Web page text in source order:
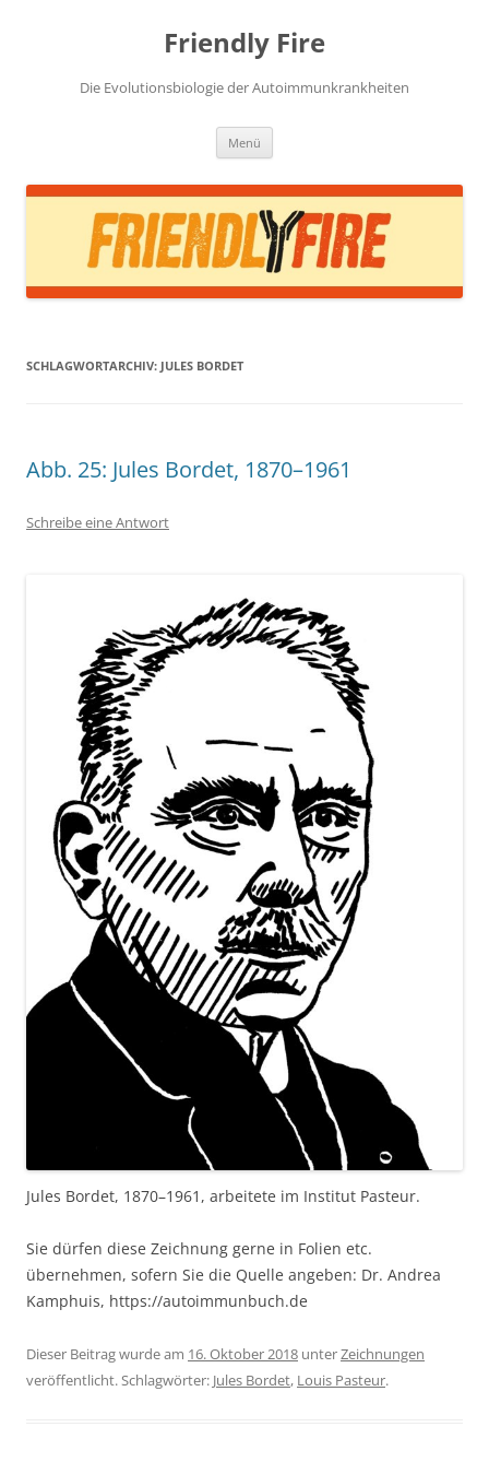
Friendly Fire
Die Evolutionsbiologie der Autoimmunkrankheiten
Menü
SCHLAGWORTARCHIV: JULES BORDET
Abb. 25: Jules Bordet, 1870–1961
Schreibe eine Antwort
Jules Bordet, 1870–1961, arbeitete im Institut Pasteur.
Sie dürfen diese Zeichnung gerne in Folien etc.
übernehmen, sofern Sie die Quelle angeben: Dr. Andrea
Kamphuis, https://autoimmunbuch.de
Dieser Beitrag wurde am 16. Oktober 2018 unterZeichnungen
veröffentlicht. Schlagwörter: Jules Bordet, Louis Pasteur.